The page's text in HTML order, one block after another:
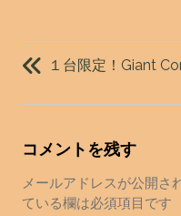
投
稿
ビ
ー
シ
ョ
１台限定！Giant
コメントを残す
メールアドレスが公開さ
ている欄は必須項目です